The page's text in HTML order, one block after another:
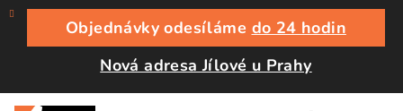
Přejít
obsah
Objednávky odesíláme do 24 hodin
Nová adresa Jílové u Prahy